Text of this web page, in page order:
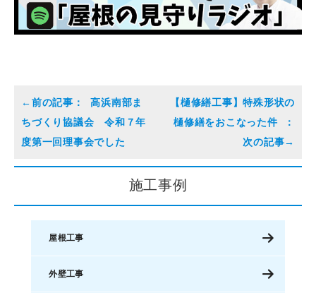
高浜南部ま
ちづくり協議会 令和７年
度第一回理事会でした
【樋修繕工事】特殊形状の
樋修繕をおこなった件
施工事例
屋根工事
外壁工事